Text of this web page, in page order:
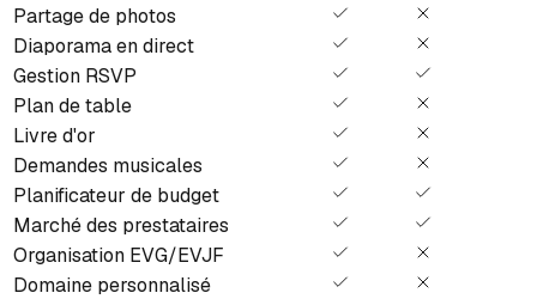
Partage de photos
Diaporama en direct
Gestion RSVP
Plan de table
Livre d'or
Demandes musicales
Planificateur de budget
Marché des prestataires
Organisation EVG/EVJF
Domaine personnalisé